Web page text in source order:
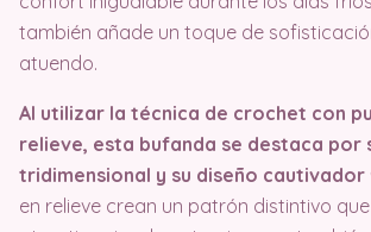
también añade un toque de
atuendo.
Al utilizar la técnica de crochet con
relieve, esta bufanda se destaca por
tridimensional y su diseño cautivador
en relieve crean un patrón distintivo